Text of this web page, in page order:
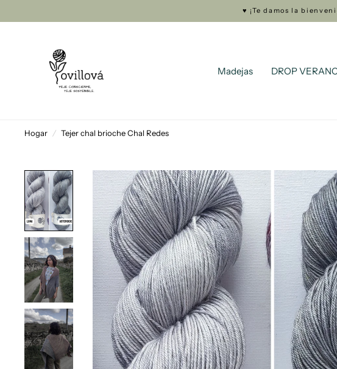
♥ ¡Te damos la
Madejas DROP
Hogar / Tejer chal brioche Chal Redes